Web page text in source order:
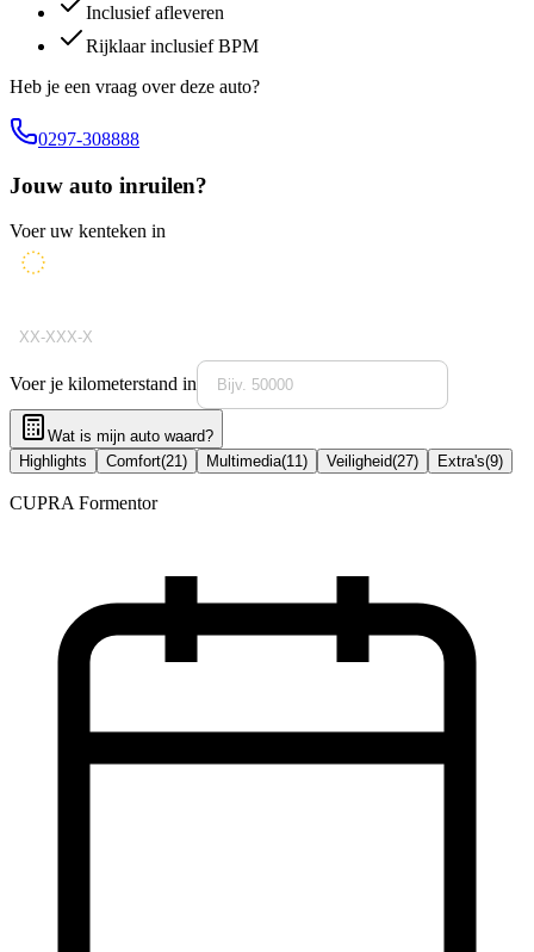
Inclusief afleveren
Rijklaar inclusief BPM
Heb je een vraag over deze auto?
0297-308888
Jouw auto inruilen?
Voer uw kenteken in
Voer je kilometerstand in
Wat is mijn auto waard?
Highlights
Comfort(21) Multimedia(11) Veiligheid(27) Extra's(9)
CUPRA Formentor